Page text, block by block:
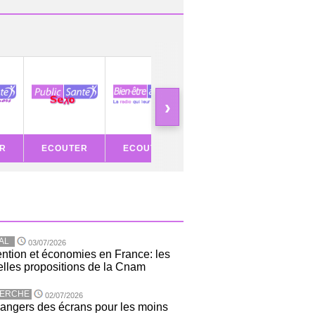
›
ECOUTER ECOUTER
03/07/2026
et économies en France: les
propositions de la Cnam
02/07/2026
des écrans pour les moins